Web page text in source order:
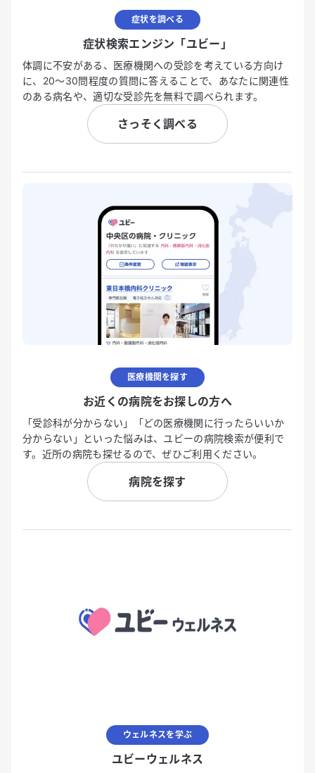
症状を調べる
症状検索エンジン「ユビー」
体調に不安がある、医療機関への受診を考えている方向け
に、20〜30問程度の質問に答えることで、あなたに関連性
のある病名や、適切な受診先を無料で調べられます。
さっそく調べる
医療機関を探す
お近くの病院をお探しの方へ
「受診科が分からない」「どの医療機関に行ったらいいか
分からない」といった悩みは、ユビーの病院検索が便利で
す。近所の病院も探せるので、ぜひご利用ください。
病院を探す
ウェルネスを学ぶ
ユビーウェルネス